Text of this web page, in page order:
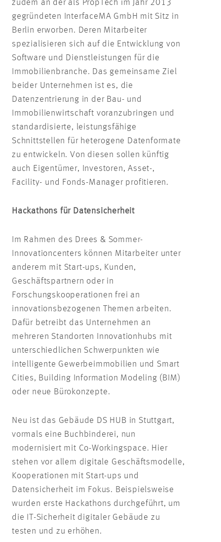
zudem an der als PropTech im Jahr 2013
gegründeten InterfaceMA GmbH mit Sitz in
Berlin erworben. Deren Mitarbeiter
spezialisieren sich auf die Entwicklung von
Software und Dienstleistungen für die
Immobilienbranche. Das gemeinsame Ziel
beider Unternehmen ist es, die
Datenzentrierung in der Bau- und
Immobilienwirtschaft voranzubringen und
standardisierte, leistungsfähige
Schnittstellen für heterogene Datenformate
zu entwickeln. Von diesen sollen künftig
auch Eigentümer, Investoren, Asset-,
Facility- und Fonds-Manager profitieren.
Hackathons für Datensicherheit
Im Rahmen des Drees & Sommer-
Innovationcenters können Mitarbeiter unter
anderem mit Start-ups, Kunden,
Geschäftspartnern oder in
Forschungskooperationen frei an
innovationsbezogenen Themen arbeiten.
Dafür betreibt das Unternehmen an
mehreren Standorten Innovationhubs mit
unterschiedlichen Schwerpunkten wie
intelligente Gewerbeimmobilien und Smart
Cities, Building Information Modeling (BIM)
oder neue Bürokonzepte.
Neu ist das Gebäude DS HUB in Stuttgart,
vormals eine Buchbinderei, nun
modernisiert mit Co-Workingspace. Hier
stehen vor allem digitale Geschäftsmodelle,
Kooperationen mit Start-ups und
Datensicherheit im Fokus. Beispielsweise
wurden erste Hackathons durchgeführt, um
die IT-Sicherheit digitaler Gebäude zu
testen und zu erhöhen.